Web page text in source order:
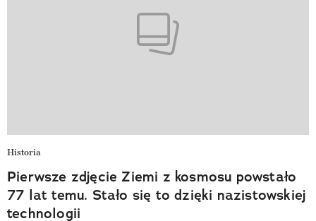
Historia
Pierwsze zdjęcie Ziemi z kosmosu powstało
77 lat temu. Stało się to dzięki nazistowskiej
technologii